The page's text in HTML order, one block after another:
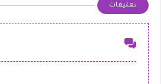
تعليقات